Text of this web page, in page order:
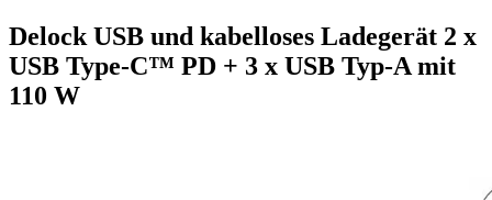
Delock USB und kabelloses Ladegerät 2 x
USB Type-C™ PD + 3 x USB Typ-A mit
110 W